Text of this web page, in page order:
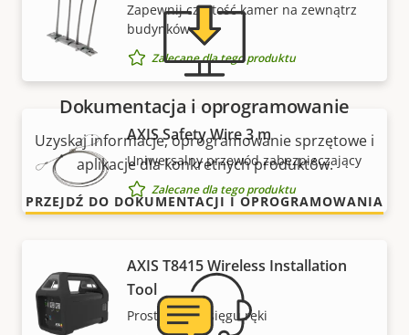
Zapewnij czystość kamer na zewnątrz
budynków
Zalecane dla tego produktu
AXIS Safety Wire 3 m
Uniwersalny przewód zabezpieczający
Zalecane dla tego produktu
AXIS T8415 Wireless Installation
Tool
Prostota w zasięgu ręki
Dokumentacja i oprogramowanie
Uzyskaj informacje, oprogramowanie sprzętowe i
aplikacje dla konkretnych produktów.
PRZEJDŹ DO DOKUMENTACJI I OPROGRAMOWANIA